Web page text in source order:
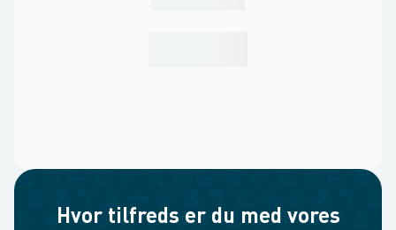
Hvor tilfreds er du med vores